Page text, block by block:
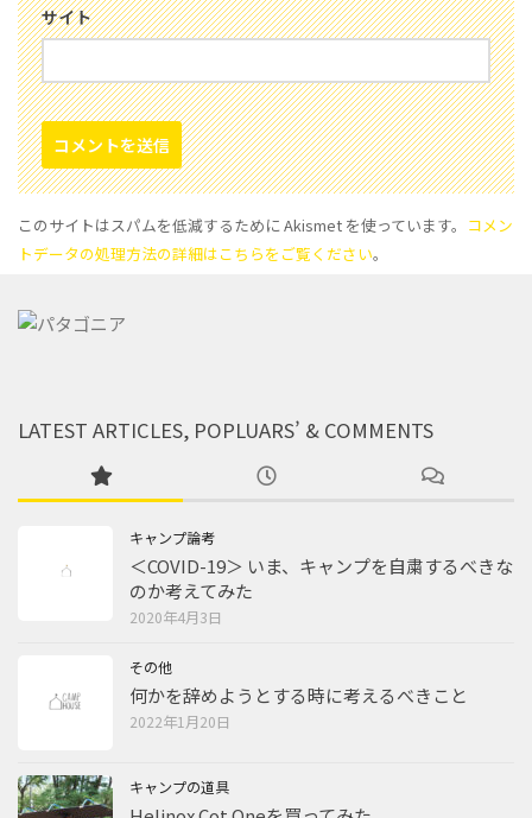
サイト
このサイトはスパムを低減するために Akismet を使っています。 コメン
トデータの処理方法の詳細はこちらをご覧ください。
LATEST ARTICLES, POPLUARS’ & COMMENTS
キャンプ論考
＜COVID-19＞ いま、キャンプを自粛するべきな
のか考えてみた
2020年4月3日
その他
何かを辞めようとする時に考えるべきこと
2022年1月20日
キャンプの道具